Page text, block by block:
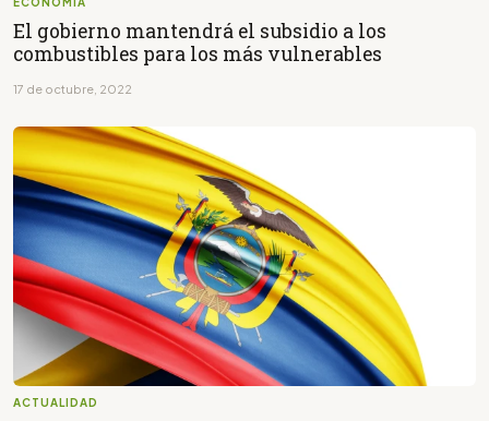
El gobierno mantendrá el subsidio a los
combustibles para los más vulnerables
17 de octubre, 2022
ACTUALIDAD